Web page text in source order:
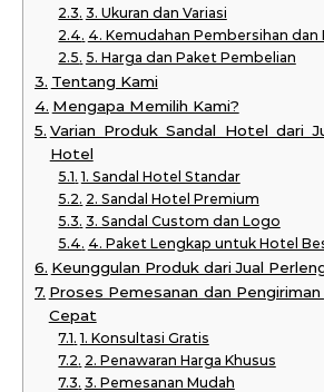
3. Ukuran dan Variasi
4. Kemudahan Pembersihan dan
5. Harga dan Paket Pembelian
Tentang Kami
Mengapa Memilih Kami?
Varian Produk Sandal Hotel dari
Hotel
1. Sandal Hotel Standar
2. Sandal Hotel Premium
3. Sandal Custom dan Logo
4. Paket Lengkap untuk Hotel
Keunggulan Produk dari Jual
Proses Pemesanan dan
Cepat
1. Konsultasi Gratis
2. Penawaran Harga Khusus
3. Pemesanan Mudah